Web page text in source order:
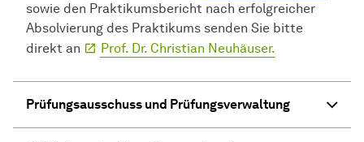
sowie den Praktikumsbericht nach erfolgreicher
Absolvierung des Praktikums senden Sie bitte
direkt an
Prof. Dr. Christian Neuhäuser.
Prüfungsausschuss und Prüfungsverwaltung